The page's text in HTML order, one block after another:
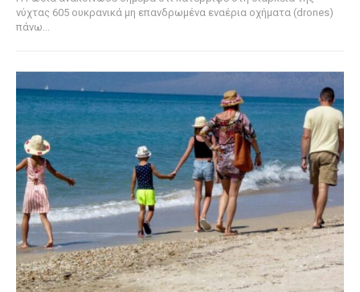
νύχτας 605 ουκρανικά μη επανδρωμένα εναέρια οχήματα (drones)
πάνω...